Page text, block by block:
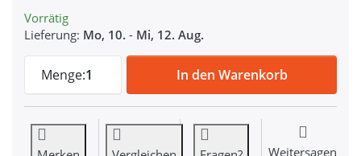
Vorrätig
Lieferung: Mo, 10. - Mi, 12. Aug.
Menge:1
Scherenkarabiner mit Rundwirbel -
In den Warenkorb
Weitersagen